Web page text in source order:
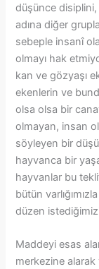
düşünce disiplini,
adına diğer
sebeple insanî
olmayı hak
kan ve gözyaşı
ekenlerin ve
olsa olsa bir
olmayan, insan
söyleyen bir
hayvanca bir
hayvanlar bu
bütün
düzen
Maddeyi esas
merkezine